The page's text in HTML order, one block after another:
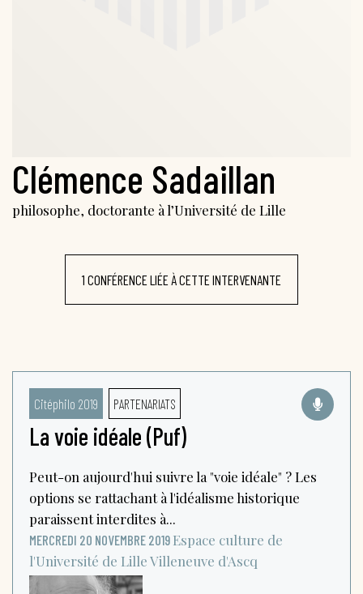
Clémence Sadaillan
philosophe, doctorante à l’Université de Lille
1 CONFÉRENCE LIÉE À CETTE INTERVENANTE
Citéphilo 2019 PARTENARIATS
La voie idéale (Puf)
Peut-on aujourd'hui suivre la "voie idéale" ? Les
options se rattachant à l'idéalisme historique
paraissent interdites à...
MERCREDI 20 NOVEMBRE 2019 Espace culture de
l'Université de LilleVilleneuve d'Ascq